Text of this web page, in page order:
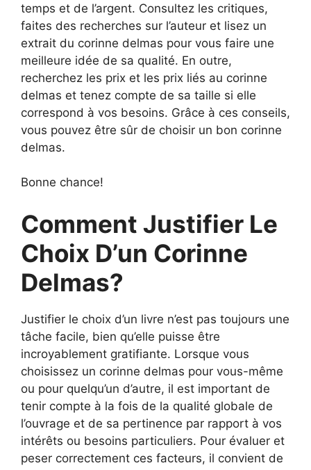
temps et de l’argent. Consultez les critiques,
faites des recherches sur l’auteur et lisez un
extrait du corinne delmas pour vous faire une
meilleure idée de sa qualité. En outre,
recherchez les prix et les prix liés au corinne
delmas et tenez compte de sa taille si elle
correspond à vos besoins. Grâce à ces conseils,
vous pouvez être sûr de choisir un bon corinne
delmas.
Bonne chance!
Comment Justifier Le
Choix D’un Corinne
Delmas?
Justifier le choix d’un livre n’est pas toujours une
tâche facile, bien qu’elle puisse être
incroyablement gratifiante. Lorsque vous
choisissez un corinne delmas pour vous-même
ou pour quelqu’un d’autre, il est important de
tenir compte à la fois de la qualité globale de
l’ouvrage et de sa pertinence par rapport à vos
intérêts ou besoins particuliers. Pour évaluer et
peser correctement ces facteurs, il convient de